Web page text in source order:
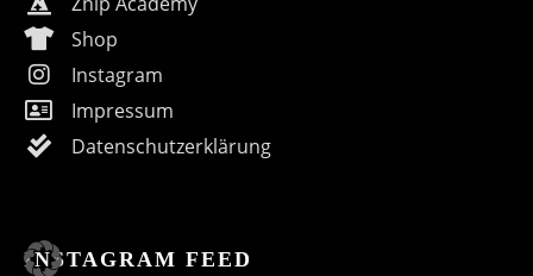
Shop
Instagram
Impressum
Datenschutzerklärung
INSTAGRAM FEED